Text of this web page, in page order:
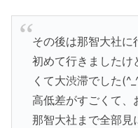
その後は那智大社に
初めて行きましたけ
くて大渋滞でした
高低差がすごくて、
那智大社まで全部見